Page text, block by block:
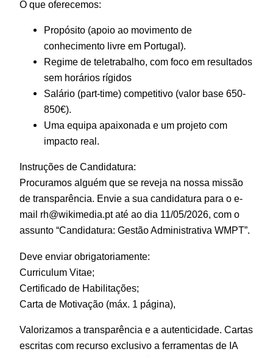
O que oferecemos:
Propósito (apoio ao movimento de
conhecimento livre em Portugal).
Regime de teletrabalho, com foco em resultados
sem horários rígidos
Salário (part-time) competitivo (valor base 650-
850€).
Uma equipa apaixonada e um projeto com
impacto real.
Instruções de Candidatura:
Procuramos alguém que se reveja na nossa missão
de transparência. Envie a sua candidatura para o e-
mail rh@wikimedia.pt até ao dia 11/05/2026, com o
assunto “Candidatura: Gestão Administrativa WMPT”.
Deve enviar obrigatoriamente:
Curriculum Vitae;
Certificado de Habilitações;
Carta de Motivação (máx. 1 página),
Valorizamos a transparência e a autenticidade. Cartas
escritas com recurso exclusivo a ferramentas de IA